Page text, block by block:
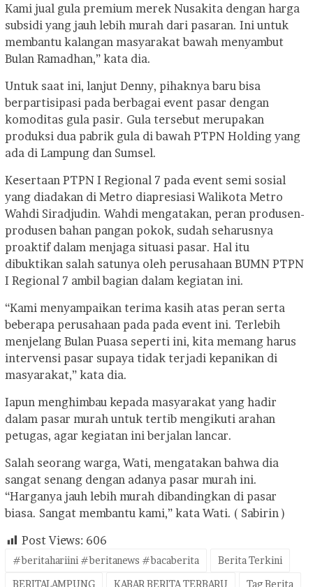
Kami jual gula premium merek Nusakita dengan harga
subsidi yang jauh lebih murah dari pasaran. Ini untuk
membantu kalangan masyarakat bawah menyambut
Bulan Ramadhan,” kata dia.
Untuk saat ini, lanjut Denny, pihaknya baru bisa
berpartisipasi pada berbagai event pasar dengan
komoditas gula pasir. Gula tersebut merupakan
produksi dua pabrik gula di bawah PTPN Holding yang
ada di Lampung dan Sumsel.
Kesertaan PTPN I Regional 7 pada event semi sosial
yang diadakan di Metro diapresiasi Walikota Metro
Wahdi Siradjudin. Wahdi mengatakan, peran produsen-
produsen bahan pangan pokok, sudah seharusnya
proaktif dalam menjaga situasi pasar. Hal itu
dibuktikan salah satunya oleh perusahaan BUMN PTPN
I Regional 7 ambil bagian dalam kegiatan ini.
“Kami menyampaikan terima kasih atas peran serta
beberapa perusahaan pada pada event ini. Terlebih
menjelang Bulan Puasa seperti ini, kita memang harus
intervensi pasar supaya tidak terjadi kepanikan di
masyarakat,” kata dia.
Iapun menghimbau kepada masyarakat yang hadir
dalam pasar murah untuk tertib mengikuti arahan
petugas, agar kegiatan ini berjalan lancar.
Salah seorang warga, Wati, mengatakan bahwa dia
sangat senang dengan adanya pasar murah ini.
“Harganya jauh lebih murah dibandingkan di pasar
biasa. Sangat membantu kami,” kata Wati. ( Sabirin )
Post Views: 606
#beritahariini #beritanews #bacaberita
Berita Terkini
BERITALAMPUNG
KABAR BERITA TERBARU Tag Berita